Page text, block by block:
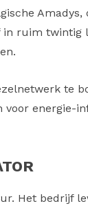
ruim twintig
te
voor
Het bedrijf